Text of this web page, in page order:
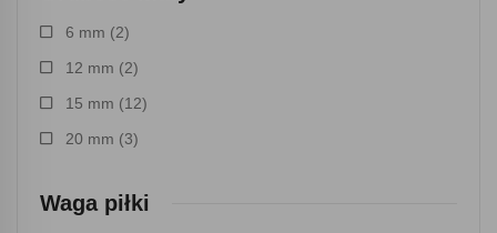
6 mm (2)
12 mm (2)
15 mm (12)
20 mm (3)
Waga piłki